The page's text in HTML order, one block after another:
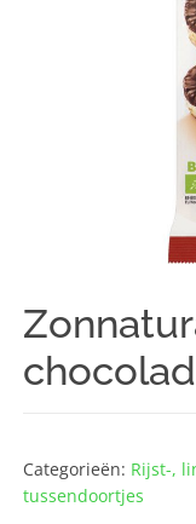
Categorieën: Rijst-,
tussendoortjes